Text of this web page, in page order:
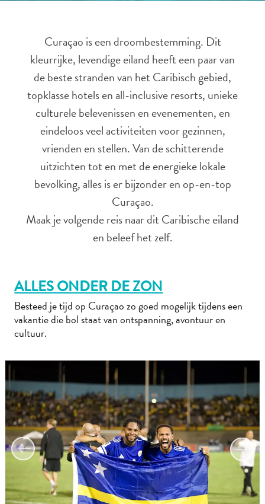
Reisvereisten
Curacao?
Curaçao
Reis
Apps
Reisplannen
Bruiloften
Vergaderingen
&
Conferenties
Reizen
naar
Curaçao
Lokaal
Curaçao is een droombestemming. Dit
kleurrijke, levendige eiland heeft een paar van
de beste stranden van het Caribisch gebied,
topklasse hotels en all-inclusive resorts, unieke
culturele belevenissen en evenementen, en
eindeloos veel activiteiten voor gezinnen,
vrienden en stellen. Van de schitterende
uitzichten tot en met de energieke lokale
bevolking, alles is er bijzonder en op-en-top
Curaçao.
Maak je volgende reis naar dit Caribische eiland
en beleef het zelf.
ALLES ONDER DE ZON
Besteed je tijd op Curaçao zo goed mogelijk tijdens een
vakantie die bol staat van ontspanning, avontuur en
cultuur.